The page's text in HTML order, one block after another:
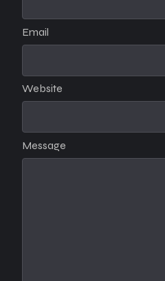
Message
Email
Website